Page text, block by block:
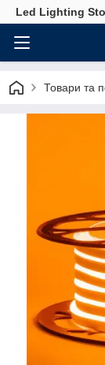
Led Lighting
Товари та